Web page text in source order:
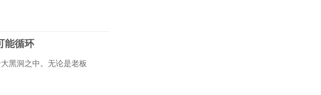
能循环
黑洞之中。无论是老板